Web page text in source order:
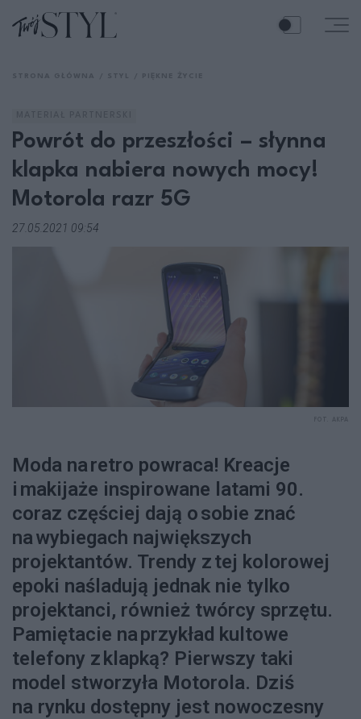
Powrót do przeszłości – słynna
klapka nabiera nowych mocy!
Motorola razr 5G
27.05.2021 09:54
Moda na retro powraca! Kreacje
i makijaże inspirowane latami 90.
coraz częściej dają o sobie znać
na wybiegach największych
projektantów. Trendy z tej kolorowej
epoki naśladują jednak nie tylko
projektanci, również twórcy sprzętu.
Pamiętacie na przykład kultowe
telefony z klapką? Pierwszy taki
model stworzyła Motorola. Dziś
na rynku dostępny jest nowoczesny